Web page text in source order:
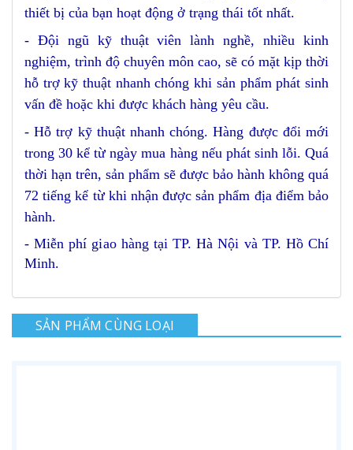
thiết bị của bạn hoạt động ở trạng thái tốt nhất.
- Đội ngũ kỹ thuật viên lành nghề, nhiều kinh
nghiệm, trình độ chuyên môn cao, sẽ có mặt kịp thời
hỗ trợ kỹ thuật nhanh chóng khi sản phẩm phát sinh
vấn đề hoặc khi được khách hàng yêu cầu.
- Hỗ trợ kỹ thuật nhanh chóng. Hàng được đổi mới
trong 30 kể từ ngày mua hàng nếu phát sinh lỗi. Quá
thời hạn trên, sản phẩm sẽ được bảo hành không quá
72 tiếng kể từ khi nhận được sản phẩm địa điểm bảo
hành.
- Miễn phí giao hàng tại TP. Hà Nội và TP. Hồ Chí
Minh.
SẢN PHẨM CÙNG LOẠI